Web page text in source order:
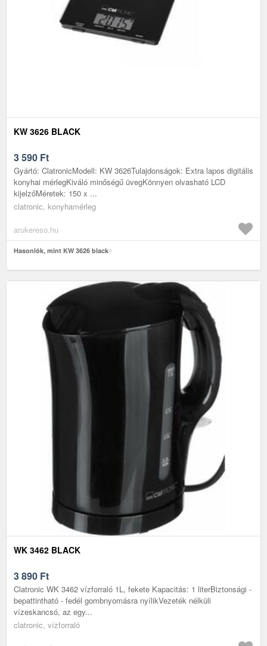
KW 3626 BLACK
3 590 Ft
Gyártó: ClatronicModell: KW 3626Tulajdonságok: Extra lapos digitális
konyhai mérlegKiváló minőségű üvegKönnyen olvasható LCD
kijelzőMéretek: 150 x ...
clatronic, konyhamérleg
arukereso.hu
Hasonlók, mint KW 3626 black
WK 3462 BLACK
3 890 Ft
Clatronic WK 3462 vízforraló 1L, fekete Kapacitás: 1 literBiztonsági -
bepattintható - fedél gombnyomásra nyílikVezeték nélküli
vízeskancsó, az egy...
clatronic, vízforraló